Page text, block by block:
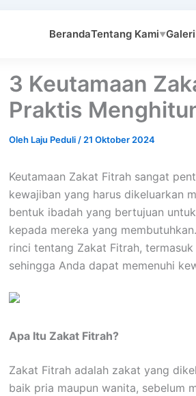
BerandaTentang Kami▼Galeri
3 Keutamaan
Praktis
Oleh Laju Peduli / 21 Oktober 2024
Keutamaan Zakat Fitrah sangat
kewajiban yang harus dikeluarkan
bentuk ibadah yang bertujuan
kepada mereka yang
rinci tentang Zakat Fitrah,
sehingga Anda dapat memenuhi
Apa Itu Zakat Fitrah?
Zakat Fitrah adalah zakat yang
baik pria maupun wanita, sebelum